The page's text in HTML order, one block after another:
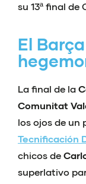
su 13ª final de
El
La final de la
Comunitat
los ojos de un
Tecnificación
chicos de
superlativo